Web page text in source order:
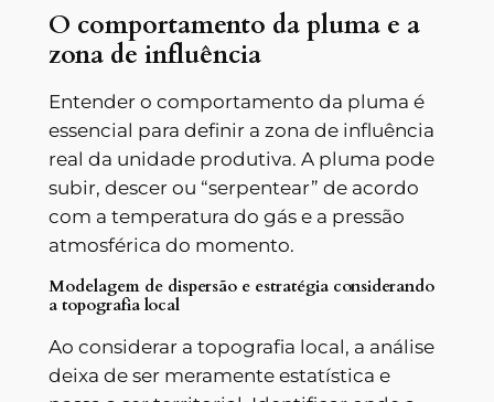
O comportamento da pluma e a
zona de influência
Entender o comportamento da pluma é
essencial para definir a zona de influência
real da unidade produtiva. A pluma pode
subir, descer ou “serpentear” de acordo
com a temperatura do gás e a pressão
atmosférica do momento.
Modelagem de dispersão e estratégia considerando
a topografia local
Ao considerar a topografia local, a análise
deixa de ser meramente estatística e